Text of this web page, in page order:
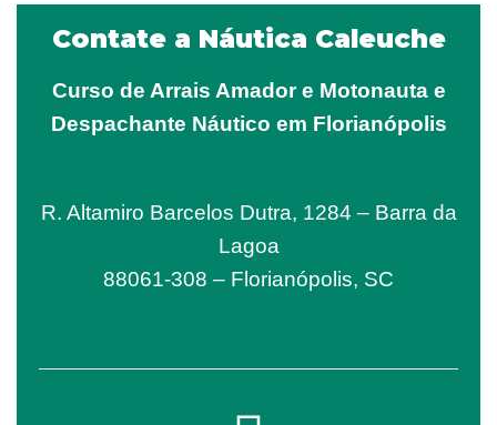
Contate a Náutica Caleuche
Curso de Arrais Amador e Motonauta e
Despachante Náutico em Florianópolis
R. Altamiro Barcelos Dutra, 1284 – Barra da
Lagoa
88061-308 – Florianópolis, SC